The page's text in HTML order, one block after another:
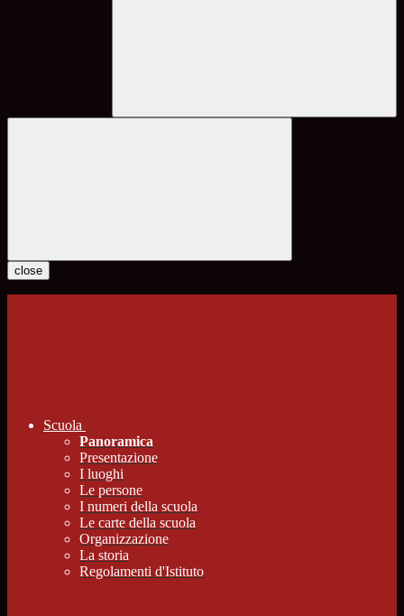
close
Scuola
Panoramica
Presentazione
I luoghi
Le persone
I numeri della scuola
Le carte della scuola
Organizzazione
La storia
Regolamenti d'Istituto